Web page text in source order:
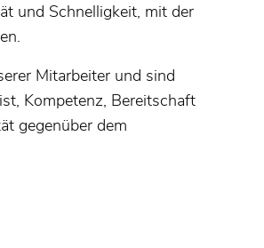
und Schnelligkeit, mit der
Mitarbeiter und sind
Kompetenz, Bereitschaft
gegenüber dem